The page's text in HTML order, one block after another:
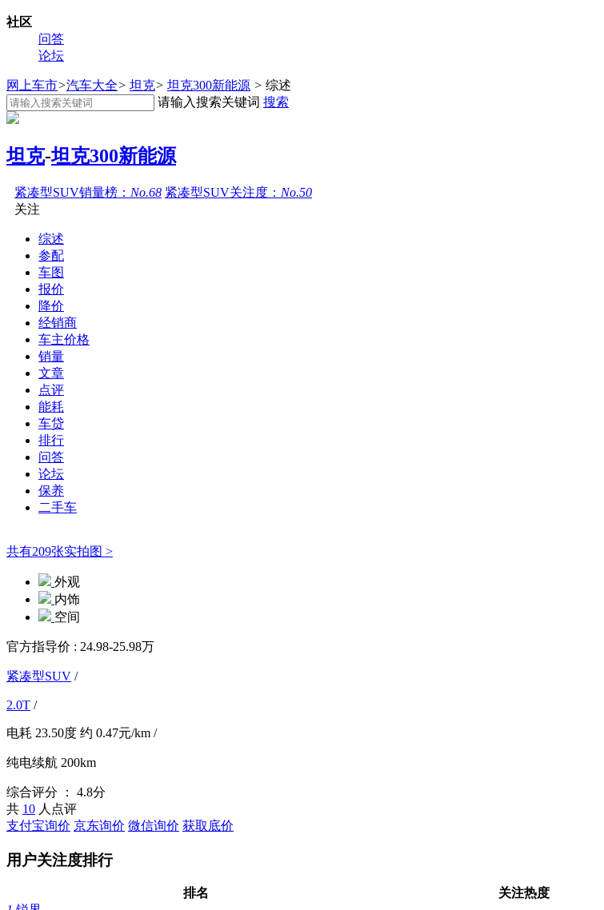
社区
问答
论坛
网上车市>汽车大全> 坦克> 坦克300新能源 > 综述
请输入搜索关键词 搜索
坦克-坦克300新能源
紧凑型SUV销量榜： No.68 紧凑型SUV关注度： No.50
关注
综述
参配
车图
报价
降价
经销商
车主价格
销量
文章
点评
能耗
车贷
排行
问答
论坛
保养
二手车
共有209张实拍图 >
外观
内饰
空间
官方指导价 : 24.98-25.98万
紧凑型SUV /
2.0T /
电耗 23.50度 约 0.47元/km /
纯电续航 200km
综合评分 ：
4.8分
共 10 人点评
支付宝询价 京东询价 微信询价 获取底价
用户关注度排行
排名 关注热度